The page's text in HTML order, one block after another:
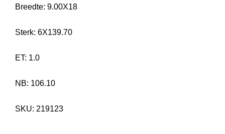
Breedte: 9.00X18
Sterk: 6X139.70
ET: 1.0
NB: 106.10
SKU: 219123